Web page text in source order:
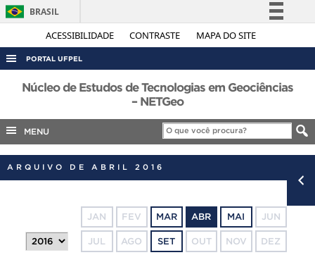
ACESSIBILIDADE CONTRASTE MAPA DO SITE
BRASIL
Simplifique!
Acesso à informação
Legislação
Canais
PORTAL UFPEL
ACESSO À INFORMAÇÃO
COBALTO
CONCURSOS
PORTARIAS
Núcleo de Estudos de Tecnologias em Geociências
– NETGeo
MENU
ARQUIVO DE ABRIL 2016
JAN FEV MAR ABR MAI JUN
JUL AGO SET OUT NOV DEZ